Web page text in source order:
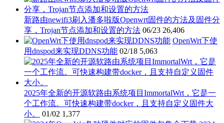
新路由newifi3刷入潘多啦版Openwrt固件的方法及固件分
享，Trojan节点添加和设置的方法 06/23 26,406
OpenWrt下使
用dnspod来实现DDNS功能 02/18 5,063
2025年全新的开源软路由系统项目ImmortalWrt，它是一
个工作流。可快速构建带docker，且支持自定义固件大
小。
01/02 1,377